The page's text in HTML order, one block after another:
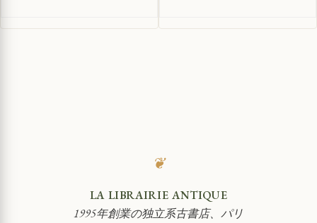
❦
LA LIBRAIRIE ANTIQUE
1995年創業の独立系古書店、パリ